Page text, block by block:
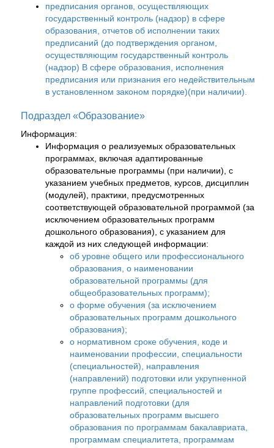
предписания органов, осуществляющих
государственный контроль (надзор) в сфере
образования, отчетов об исполнении таких
предписаний (до подтверждения органом,
осуществляющим государственный контроль
(надзор) B сфере образования, исполнения
предписания или признания его недействительным
в установленном законом порядке)(при наличии).
Подраздел «Образование»
Информация:
Информация о реализуемых образовательных
программах, включая адаптированные
образовательные программы (при наличии), с
указанием учебных предметов, курсов, дисциплин
(модулей), практики, предусмотренных
соответствующей образовательной программой (за
исключением образовательных программ
дошкольного образования), с указанием для
каждой из них следующей информации:
об уровне общего или профессионального
образования, о наименовании
образовательной программы (для
общеобразовательных программ);
о форме обучения (за исключением
образовательных программ дошкольного
образования);
о нормативном сроке обучения, коде и
наименовании профессии, специальности
(специальностей), направления
(направлений) подготовки или укрупненной
группе профессий, специальностей и
направлений подготовки (для
образовательных программ высшего
образования по программам бакалавриата,
программам специалитета, программам